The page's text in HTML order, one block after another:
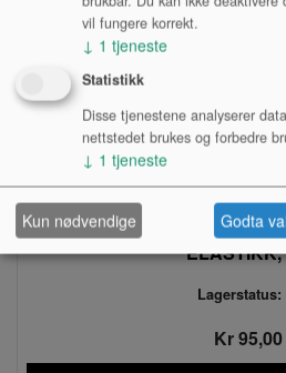
HANSKER, HVITE M/
ELASTIKK,
Lagerstatus:
Kr 95,00
vil fungere korrekt.
↓ 1 tjeneste
Statistikk
Disse tjenestene analyserer
nettstedet brukes og forbedre
↓ 1 tjeneste
Kun nødvendige Godta